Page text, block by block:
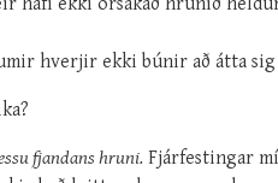
hverjir ekki búnir að átta
fjandans hruni. Fjárfestingar